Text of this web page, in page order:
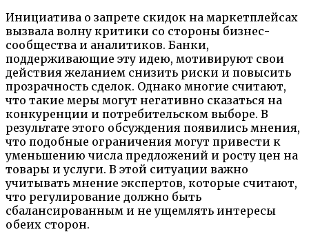
Инициатива о запрете скидок на маркетплейсах
вызвала волну критики со стороны бизнес-
сообщества и аналитиков. Банки,
поддерживающие эту идею, мотивируют свои
действия желанием снизить риски и повысить
прозрачность сделок. Однако многие считают,
что такие меры могут негативно сказаться на
конкуренции и потребительском выборе. В
результате этого обсуждения появились мнения,
что подобные ограничения могут привести к
уменьшению числа предложений и росту цен на
товары и услуги. В этой ситуации важно
учитывать мнение экспертов, которые считают,
что регулирование должно быть
сбалансированным и не ущемлять интересы
обеих сторон.